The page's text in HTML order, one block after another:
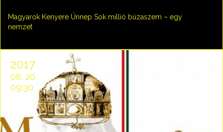
Magyarok Kenyere Ünnep Sok millió búzaszem – egy
nemzet
2017
08. 20.
09:30